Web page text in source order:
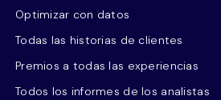
Optimizar con datos
Todas las historias de clientes
Premios a todas las experiencias
Todos los informes de los analistas